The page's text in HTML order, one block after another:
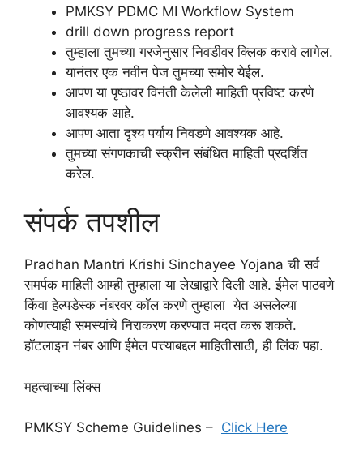
PMKSY PDMC MI Workflow System
drill down progress report
तुम्हाला तुमच्या गरजेनुसार निवडीवर क्लिक करावे लागेल.
यानंतर एक नवीन पेज तुमच्या समोर येईल.
आपण या पृष्ठावर विनंती केलेली माहिती प्रविष्ट करणे
आवश्यक आहे.
आपण आता दृश्य पर्याय निवडणे आवश्यक आहे.
तुमच्या संगणकाची स्क्रीन संबंधित माहिती प्रदर्शित
करेल.
संपर्क तपशील
Pradhan Mantri Krishi Sinchayee Yojana ची सर्व
समर्पक माहिती आम्ही तुम्हाला या लेखाद्वारे दिली आहे. ईमेल पाठवणे
किंवा हेल्पडेस्क नंबरवर कॉल करणे तुम्हाला येत असलेल्या
कोणत्याही समस्यांचे निराकरण करण्यात मदत करू शकते.
हॉटलाइन नंबर आणि ईमेल पत्त्याबद्दल माहितीसाठी, ही लिंक पहा.
महत्वाच्या लिंक्स
PMKSY Scheme Guidelines – Click Here